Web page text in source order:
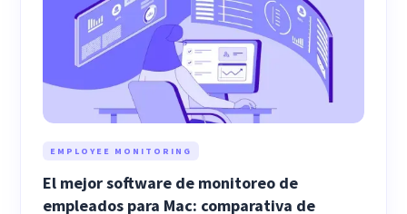
EMPLOYEE MONITORING
El mejor software de monitoreo de
empleados para Mac: comparativa de